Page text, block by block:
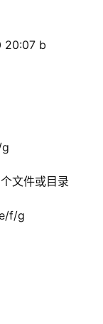
20:07 b
文件或目录
f/g